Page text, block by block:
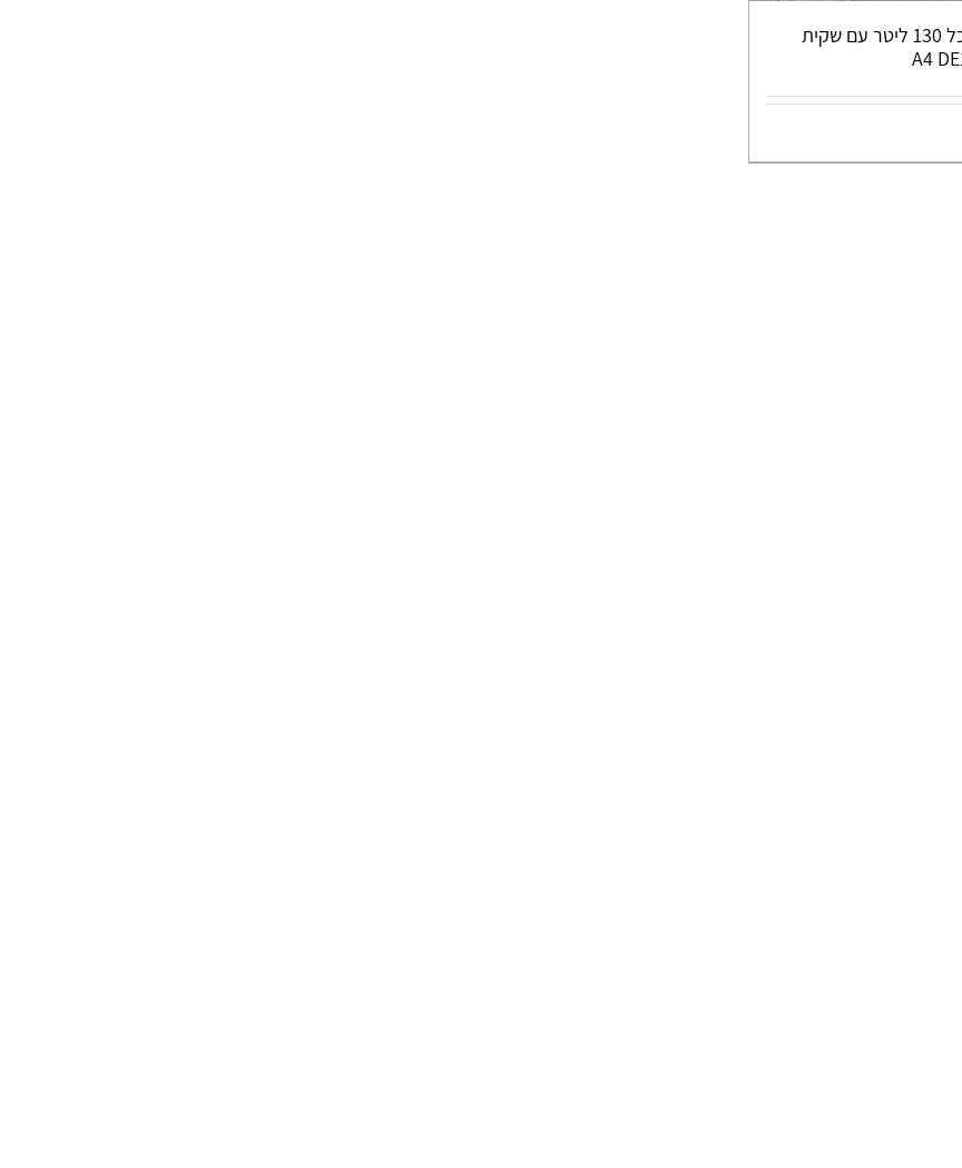
יצור עגלות מיכל 130 ליטר עם שקית